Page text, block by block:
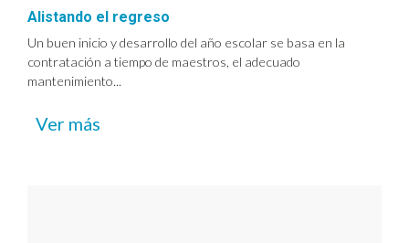
Alistando el regreso
Un buen inicio y desarrollo del año escolar se basa en la
contratación a tiempo de maestros, el adecuado
mantenimiento...
Ver más